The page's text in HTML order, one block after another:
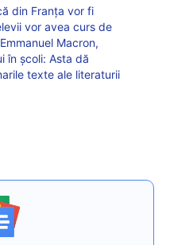
din Franța vor fi
vor avea curs de
Macron,
în școli: Asta dă
texte ale literaturii